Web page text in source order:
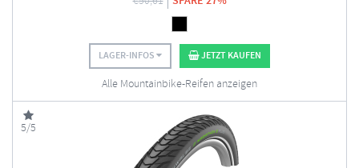
LAGER-INFOS JETZT KAUFEN
Alle Mountainbike-Reifen anzeigen
5/5